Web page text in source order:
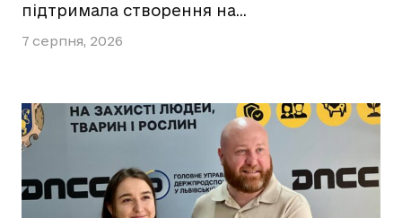
підтримала створення на…
7 серпня, 2026